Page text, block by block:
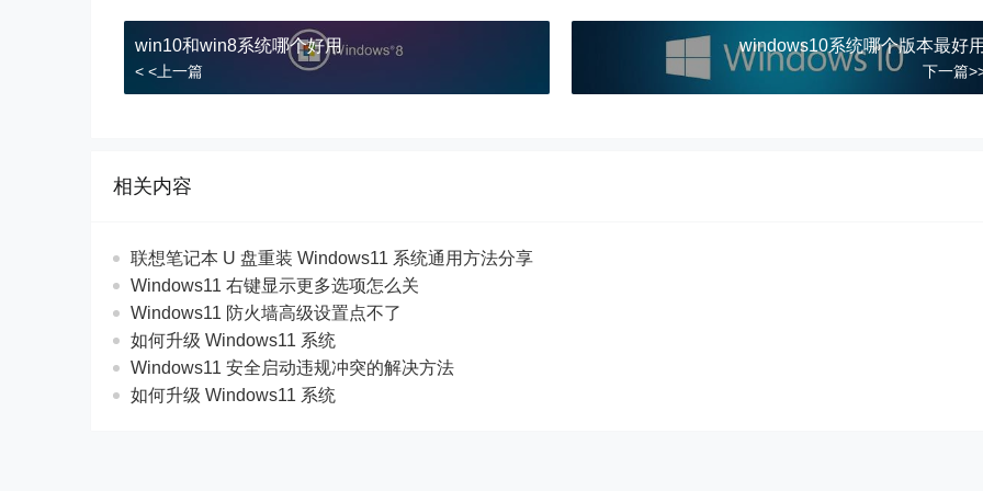
win10和win8系统哪个好用
< <上一篇
windows10系统哪个版本最好
下一篇
相关内容
联想笔记本 U 盘重装 Windows11 系统通用方法分享
Windows11 右键显示更多选项怎么关
Windows11 防火墙高级设置点不了
如何升级 Windows11 系统
Windows11 安全启动违规冲突的解决方法
如何升级 Windows11 系统